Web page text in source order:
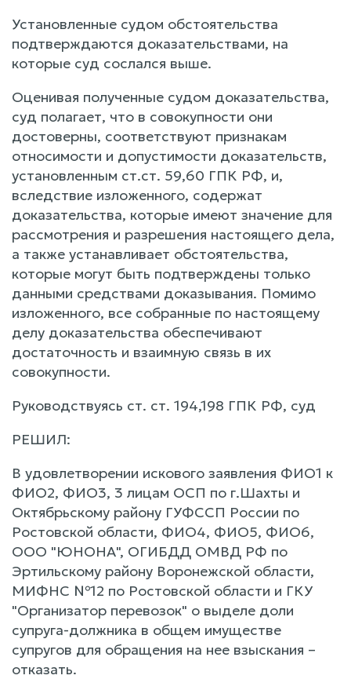
Установленные судом обстоятельства
подтверждаются доказательствами, на
которые суд сослался выше.
Оценивая полученные судом доказательства,
суд полагает, что в совокупности они
достоверны, соответствуют признакам
относимости и допустимости доказательств,
установленным ст.ст. 59,60 ГПК РФ, и,
вследствие изложенного, содержат
доказательства, которые имеют значение для
рассмотрения и разрешения настоящего дела,
а также устанавливает обстоятельства,
которые могут быть подтверждены только
данными средствами доказывания. Помимо
изложенного, все собранные по настоящему
делу доказательства обеспечивают
достаточность и взаимную связь в их
совокупности.
Руководствуясь ст. ст. 194,198 ГПК РФ, суд
РЕШИЛ:
В удовлетворении искового заявления ФИО1 к
ФИО2, ФИО3, 3 лицам ОСП по г.Шахты и
Октябрьскому району ГУФССП России по
Ростовской области, ФИО4, ФИО5, ФИО6,
ООО "ЮНОНА", ОГИБДД ОМВД РФ по
Эртильскому району Воронежской области,
МИФНС №12 по Ростовской области и ГКУ
"Организатор перевозок" о выделе доли
супруга-должника в общем имуществе
супругов для обращения на нее взыскания –
отказать.